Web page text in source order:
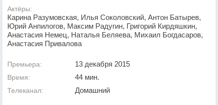
Актёры:
Карина Разумовская, Илья Соколовский, Антон Батырев,
Юрий Анпилогов, Максим Радугин, Григорий Кирдяшкин,
Анастасия Немец, Наталья Беляева, Михаил Богдасаров,
Анастасия Привалова
Премьера: 13 декабря 2015
Время: 44 мин.
Телеканал: Домашний